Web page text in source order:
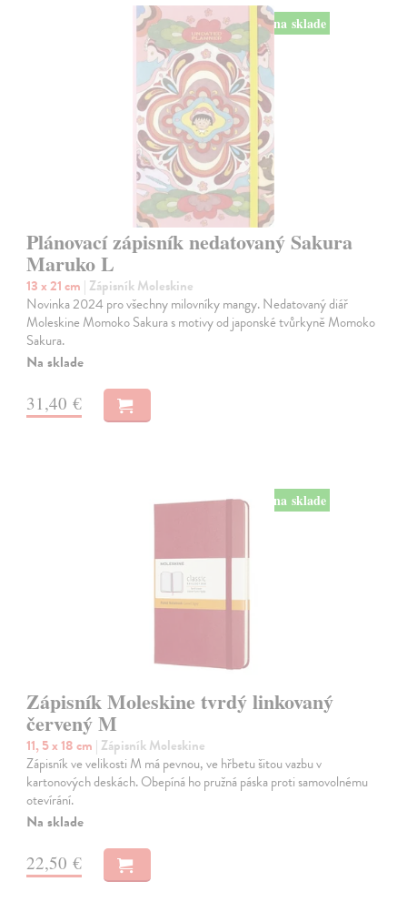
na sklade
Plánovací zápisník nedatovaný Sakura
Maruko L
13 x 21 cm | Zápisník Moleskine
Novinka 2024 pro všechny milovníky mangy. Nedatovaný diář
Moleskine Momoko Sakura s motivy od japonské tvůrkyně Momoko
Sakura.
Na sklade
31,40 €
na sklade
Zápisník Moleskine tvrdý linkovaný
červený M
11, 5 x 18 cm | Zápisník Moleskine
Zápisník ve velikosti M má pevnou, ve hřbetu šitou vazbu v
kartonových deskách. Obepíná ho pružná páska proti samovolnému
otevírání.
Na sklade
22,50 €